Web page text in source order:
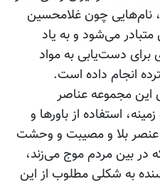
نام‌هایی چون غلامحسین
می‌شود و به یاد
دست‌یابی به مواد
انجام داده است.
این مجموعه عناصر
استفاده از باورها و
عنصر بلا و مصیبت و وحشت
در بین مردم موج می‌زند،
به شکلی مطلوب از این